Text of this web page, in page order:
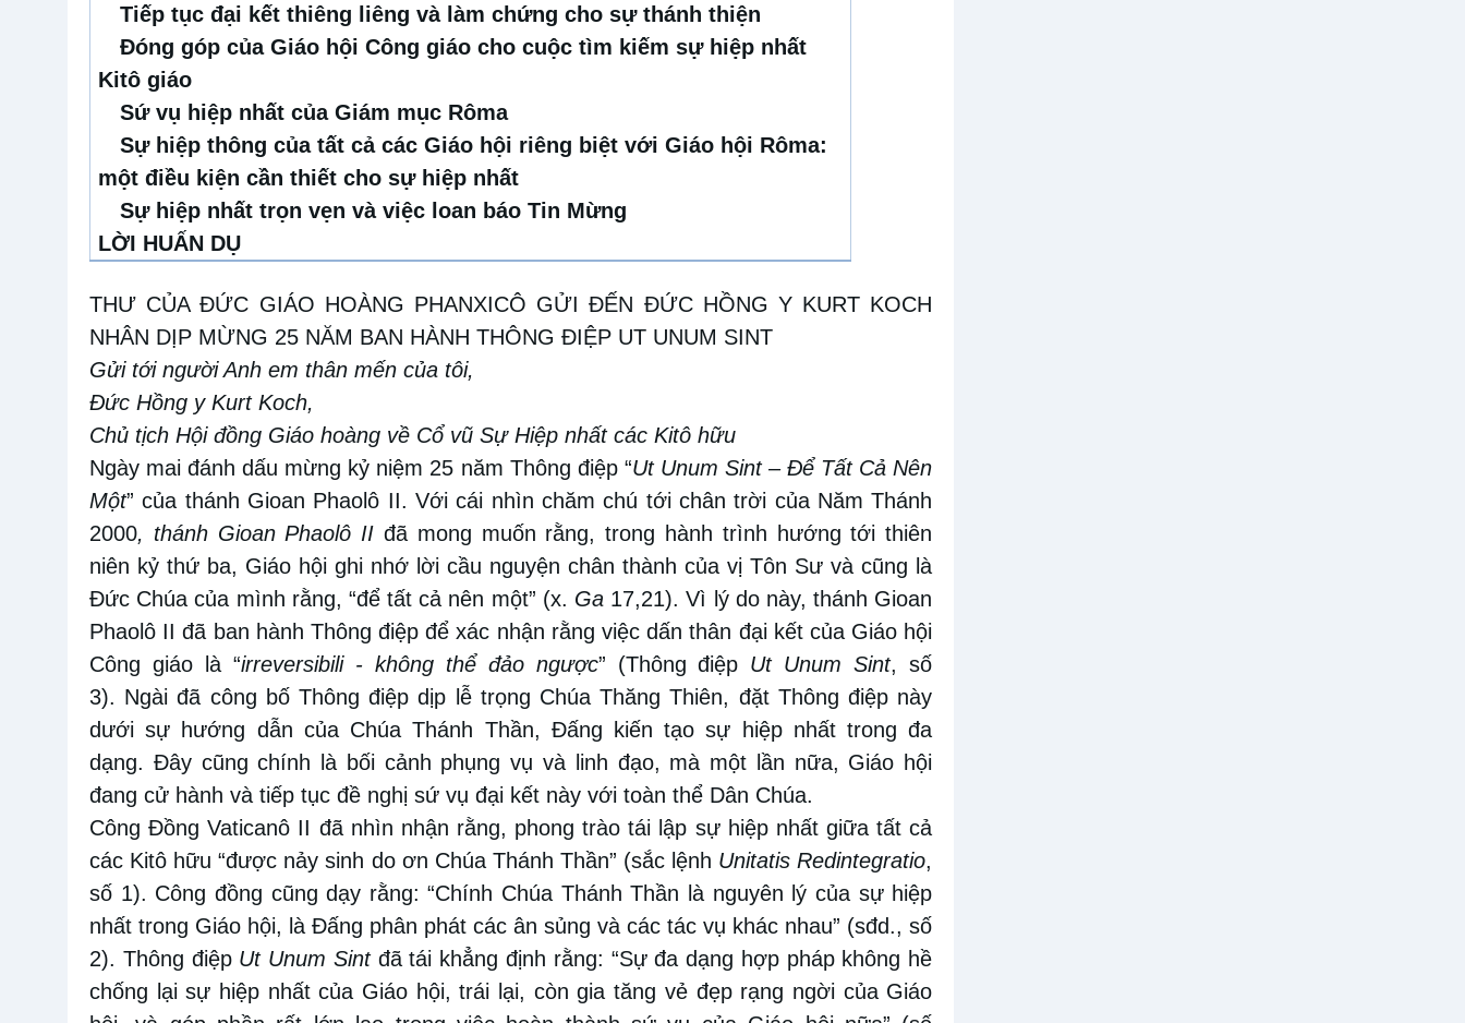
Tiếp tục đại kết thiêng liêng và làm chứng cho sự thánh thiện
Đóng góp của Giáo hội Công giáo cho cuộc tìm kiếm sự hiệp nhất
Kitô giáo
Sứ vụ hiệp nhất của Giám mục Rôma
Sự hiệp thông của tất cả các Giáo hội riêng biệt với Giáo hội Rôma:
một điều kiện cần thiết cho sự hiệp nhất
Sự hiệp nhất trọn vẹn và việc loan báo Tin Mừng
LỜI HUẤN DỤ
THƯ CỦA ĐỨC GIÁO HOÀNG PHANXICÔ GỬI ĐẾN ĐỨC HỒNG Y KURT KOCH
NHÂN DỊP MỪNG 25 NĂM BAN HÀNH THÔNG ĐIỆP UT UNUM SINT
Gửi tới người Anh em thân mến của tôi,
Đức Hồng y Kurt Koch,
Chủ tịch Hội đồng Giáo hoàng về Cổ vũ Sự Hiệp nhất các Kitô hữu
Ngày mai đánh dấu mừng kỷ niệm 25 năm Thông điệp “Ut Unum Sint – Để Tất Cả Nên
Một” của thánh Gioan Phaolô II. Với cái nhìn chăm chú tới chân trời của Năm Thánh
2000, thánh Gioan Phaolô IIđã mong muốn rằng, trong hành trình hướng tới thiên
niên kỷ thứ ba, Giáo hội ghi nhớ lời cầu nguyện chân thành của vị Tôn Sư và cũng là
Đức Chúa của mình rằng, “để tất cả nên một” (x. Ga 17,21). Vì lý do này, thánh Gioan
Phaolô II đã ban hành Thông điệp để xác nhận rằng việc dấn thân đại kết của Giáo hội
Công giáo là “irreversibili - không thể đảo ngược” (Thông điệp Ut Unum Sint, số
3). Ngài đã công bố Thông điệp dịp lễ trọng Chúa Thăng Thiên, đặt Thông điệp này
dưới sự hướng dẫn của Chúa Thánh Thần, Đấng kiến tạo sự hiệp nhất trong đa
dạng. Đây cũng chính là bối cảnh phụng vụ và linh đạo, mà một lần nữa, Giáo hội
đang cử hành và tiếp tục đề nghị sứ vụ đại kết này với toàn thể Dân Chúa.
Công Đồng Vaticanô II đã nhìn nhận rằng, phong trào tái lập sự hiệp nhất giữa tất cả
các Kitô hữu “được nảy sinh do ơn Chúa Thánh Thần” (sắc lệnh Unitatis Redintegratio,
số 1). Công đồng cũng dạy rằng: “Chính Chúa Thánh Thần là nguyên lý của sự hiệp
nhất trong Giáo hội, là Đấng phân phát các ân sủng và các tác vụ khác nhau” (sđd., số
2). Thông điệpUt Unum Sint đã tái khẳng định rằng: “Sự đa dạng hợp pháp không hề
chống lại sự hiệp nhất của Giáo hội, trái lại, còn gia tăng vẻ đẹp rạng ngời của Giáo